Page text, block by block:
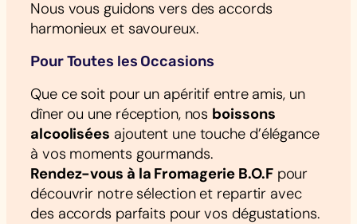
Nous vous guidons vers des accords
harmonieux et savoureux.
Pour Toutes les Occasions
Que ce soit pour un apéritif entre amis, un
dîner ou une réception, nos boissons
alcoolisées ajoutent une touche d’élégance
à vos moments gourmands.
Rendez-vous à la Fromagerie B.O.Fpour
découvrir notre sélection et repartir avec
des accords parfaits pour vos dégustations.